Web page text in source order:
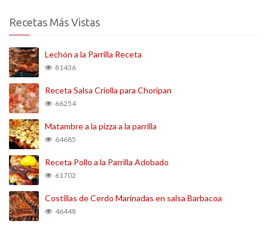
Recetas Más Vistas
Lechón a la Parrilla Receta
81436
Receta Salsa Criolla para Choripan
66254
Matambre a la pizza a la parrilla
64685
Receta Pollo a la Parrilla Adobado
61702
Costillas de Cerdo Marinadas en salsa Barbacoa
46448